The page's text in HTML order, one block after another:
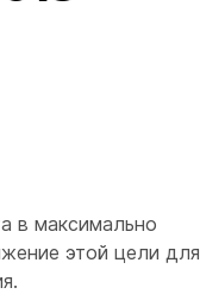
в максимально
этой цели для